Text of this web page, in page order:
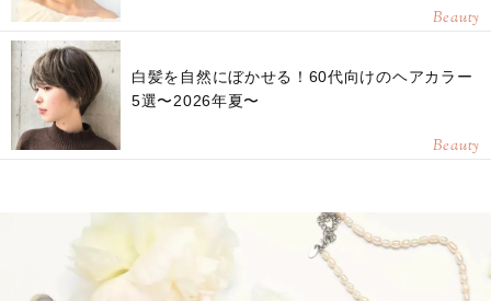
Beauty
白髪を自然にぼかせる！60代向けのヘアカラー
5選〜2026年夏〜
Beauty